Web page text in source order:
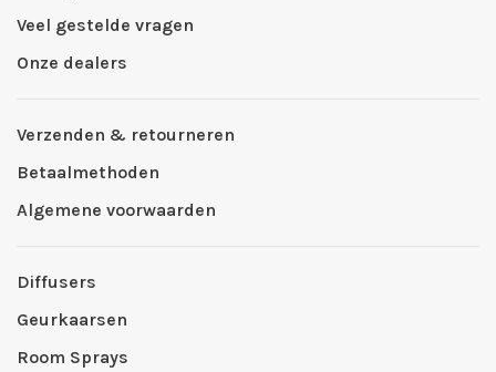
Veel gestelde vragen
Onze dealers
Verzenden & retourneren
Betaalmethoden
Algemene voorwaarden
Diffusers
Geurkaarsen
Room Sprays